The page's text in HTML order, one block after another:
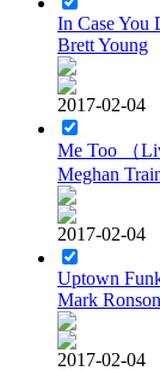
In Case You
Brett Young
2017-02-04
Me Too （
Meghan
2017-02-04
Uptown
Mark
2017-02-04